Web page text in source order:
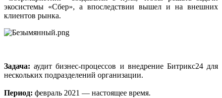
экосистемы «Сбер», а впоследствии вышел и на внешних
клиентов рынка.
Задача: аудит бизнес-процессов и внедрение Битрикс24 для
нескольких подразделений организации.
Период: февраль 2021 — настоящее время.